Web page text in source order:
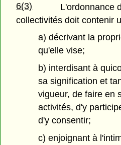
6(3)
L'ordonnance
collectivités doit contenir
a) décrivant la
qu'elle vise;
b) interdisant à
sa signification et
vigueur, de faire en
activités, d'y
d'y consentir;
c) enjoignant à